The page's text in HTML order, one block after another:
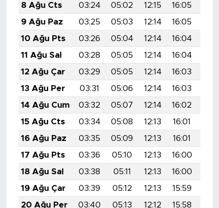
8 Ağu Cts
03:24 05:02 12:15 16:05
9 Ağu Paz
03:25 05:03 12:14 16:05
10 Ağu Pts
03:26 05:04 12:14 16:04
11 Ağu Sal
03:28 05:05 12:14 16:04
12 Ağu Çar
03:29 05:05 12:14 16:03
13 Ağu Per
03:31 05:06 12:14 16:03
14 Ağu Cum
03:32 05:07 12:14 16:02
15 Ağu Cts
03:34 05:08 12:13 16:01
16 Ağu Paz
03:35 05:09 12:13 16:01
17 Ağu Pts
03:36 05:10 12:13 16:00
18 Ağu Sal
03:38 05:11 12:13 16:00
19 Ağu Çar
03:39 05:12 12:13 15:59
20 Ağu Per
03:40 05:13 12:12 15:58